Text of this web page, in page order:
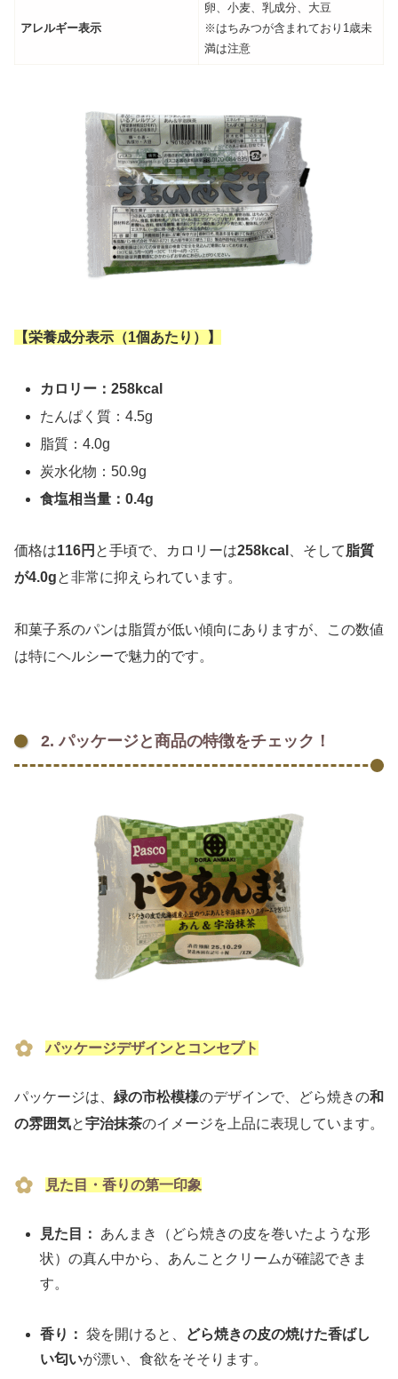
アレルギー表示
卵、小麦、乳成分、大豆
※はちみつが含まれており1歳未
満は注意
【栄養成分表示 （1個あたり）】
カロリー ：258kcal
たんぱく質：4.5g
脂質：4.0g
炭水化物：50.9g
食塩相当量：0.4g
価格は116円 と手頃で、カロリーは258kcal 、そして脂質
が4.0gと非常に抑えられています。
和菓子系のパンは脂質が低い傾向にありますが、この数値
は特にヘルシーで魅力的です。
2. パッケージと商品の特徴をチェック！
パッケージデザインとコンセプト
パッケージは、 緑の市松模様のデザインで、どら焼きの和
の雰囲気と宇治抹茶のイメージを上品に表現しています。
見た目・香りの第一印象
見た目：
あんまき（どら焼きの皮を巻いたような形
状）の真ん中から、あんことクリームが確認できま
す。
香り： 袋を開けると、
どら焼きの皮の焼けた香ばし
い匂いが漂い、食欲をそそります。